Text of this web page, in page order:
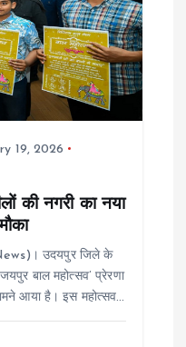
19, 2026
की नगरी का नया
उदयपुर जिले के
बाल महोत्सव’ प्रेरणा
आया है। इस महोत्सव…